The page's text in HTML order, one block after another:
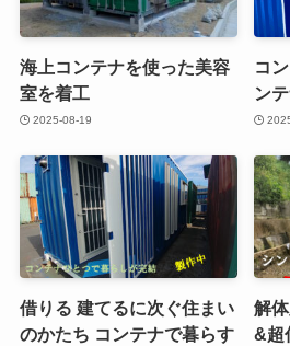
海上コンテナを使った美容
室を着工
2025-08-19
コ
ン
借りる 建てるに次ぐ住まい
のかたち コンテナで暮らす
解
&超